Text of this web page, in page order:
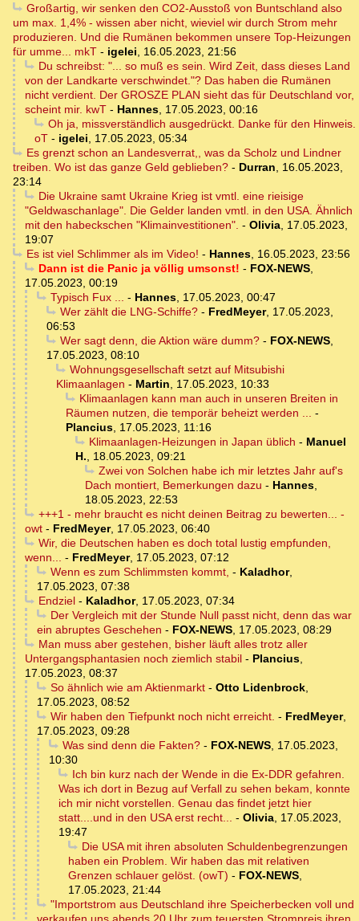
Großartig, wir senken den CO2-Ausstoß von Buntschland also
um max. 1,4% - wissen aber nicht, wieviel wir durch Strom mehr
produzieren. Und die Rumänen bekommen unsere Top-Heizungen
für umme... mkT - igelei
16.05.2023, 21:56
Du schreibst: "... so muß es sein. Wird Zeit, dass dieses Land
von der Landkarte verschwindet."? Das haben die Rumänen
nicht verdient. Der GROSZE PLAN sieht das für Deutschland vor,
scheint mir. kwT - Hannes 17.05.2023, 00:16
Oh ja, missverständlich ausgedrückt. Danke für den Hinweis.
oT - igelei
17.05.2023, 05:34
Es grenzt schon an Landesverrat,, was da Scholz und Lindner
treiben. Wo ist das ganze Geld geblieben? - Durran
16.05.2023,
23:14
Die Ukraine samt Ukraine Krieg ist vmtl. eine rieisige
"Geldwaschanlage". Die Gelder landen vmtl. in den USA. Ähnlich
mit den habeckschen "Klimainvestitionen". - Olivia 17.05.2023,
19:07
Es ist viel Schlimmer als im Video! - Hannes, 16.05.2023, 23:56
Dann ist die Panic ja völlig umsonst! - FOX-NEWS,
17.05.2023, 00:19
Typisch Fux ...
- Hannes, 17.05.2023, 00:47
Wer zählt die LNG-Schiffe?- FredMeyer, 17.05.2023,
06:53
Wer sagt denn, die Aktion wäre dumm?- FOX-NEWS,
17.05.2023, 08:10
Wohnungsgesellschaft setzt auf Mitsubishi
Klimaanlagen - Martin
17.05.2023, 10:33
Klimaanlagen kann man auch in unseren Breiten in
Räumen nutzen, die temporär beheizt werden ...
-
Plancius 17.05.2023, 11:16
Klimaanlagen-Heizungen in Japan üblich - Manuel
H.
18.05.2023, 09:21
Zwei von Solchen habe ich mir letztes Jahr auf's
Dach montiert, Bemerkungen dazu - Hannes
18.05.2023, 22:53
+++1 - mehr braucht es nicht deinen Beitrag zu bewerten... -
owt - FredMeyer, 17.05.2023, 06:40
Wir, die Deutschen haben es doch total lustig empfunden,
wenn...
- FredMeyer, 17.05.2023, 07:12
Wenn es zum Schlimmsten kommt, - Kaladhor,
17.05.2023, 07:38
Endziel- Kaladhor, 17.05.2023, 07:34
Der Vergleich mit der Stunde Null passt nicht, denn das war
ein abruptes Geschehen - FOX-NEWS 17.05.2023, 08:29
Man muss aber gestehen, bisher läuft alles trotz aller
Untergangsphantasien noch ziemlich stabil - Plancius
17.05.2023, 08:37
So ähnlich wie am Aktienmarkt- Otto Lidenbrock,
17.05.2023, 08:52
Wir haben den Tiefpunkt noch nicht erreicht. - FredMeyer,
17.05.2023, 09:28
Was sind denn die Fakten?- FOX-NEWS, 17.05.2023,
10:30
Ich bin kurz nach der Wende in die Ex-DDR gefahren.
Was ich dort in Bezug auf Verfall zu sehen bekam, konnte
ich mir nicht vorstellen. Genau das findet jetzt hier
statt....und in den USA erst recht...
- Olivia 17.05.2023,
19:47
Die USA mit ihren absoluten Schuldenbegrenzungen
haben ein Problem. Wir haben das mit relativen
Grenzen schlauer gelöst. (owT) - FOX-NEWS
17.05.2023, 21:44
"Importstrom aus Deutschland ihre Speicherbecken voll und
verkaufen uns abends 20 Uhr zum teuersten Strompreis ihren